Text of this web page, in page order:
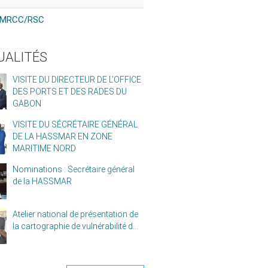
RSC
VISITE DU DIRECTEUR DE L’OFFICE
DES PORTS ET DES RADES DU
GABON
VISITE DU SÉCRÉTAIRE GÉNÉRAL
DE LA HASSMAR EN ZONE
MARITIME NORD
Nominations : Secrétaire général
de la HASSMAR
Atelier national de présentation de
la cartographie de vulnérabilité d...